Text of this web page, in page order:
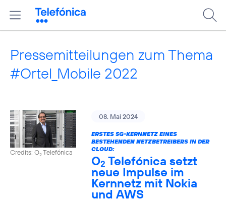
Pressemitteilungen zum Thema
#Ortel_Mobile 2022
Credits: O2Telefónica
08. Mai 2024
ERSTES 5G-KERNNETZ EINES
BESTEHENDEN NETZBETREIBERS IN DER
CLOUD:
O2 Telefónica setzt
neue Impulse im
Kernnetz mit Nokia
und AWS